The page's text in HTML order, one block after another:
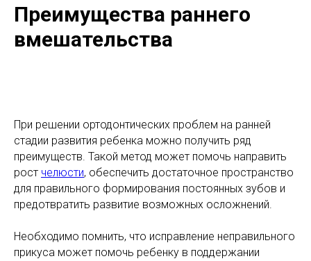
Преимущества раннего
вмешательства
При решении ортодонтических проблем на ранней
стадии развития ребенка можно получить ряд
преимуществ. Такой метод может помочь направить
рост челюсти, обеспечить достаточное пространство
для правильного формирования постоянных зубов и
предотвратить развитие возможных осложнений.
Необходимо помнить, что исправление неправильного
прикуса может помочь ребенку в поддержании